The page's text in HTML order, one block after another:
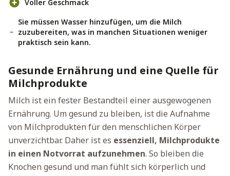
Voller Geschmack
Sie müssen Wasser hinzufügen, um die Milch
zuzubereiten, was in manchen Situationen weniger
praktisch sein kann.
Gesunde Ernährung und eine Quelle für
Milchprodukte
Milch ist ein fester Bestandteil einer ausgewogenen
Ernährung. Um gesund zu bleiben, ist die Aufnahme
von Milchprodukten für den menschlichen Körper
unverzichtbar. Daher ist es essenziell, Milchprodukte
in einen Notvorrat aufzunehmen. So bleiben die
Knochen gesund und man fühlt sich körperlich und